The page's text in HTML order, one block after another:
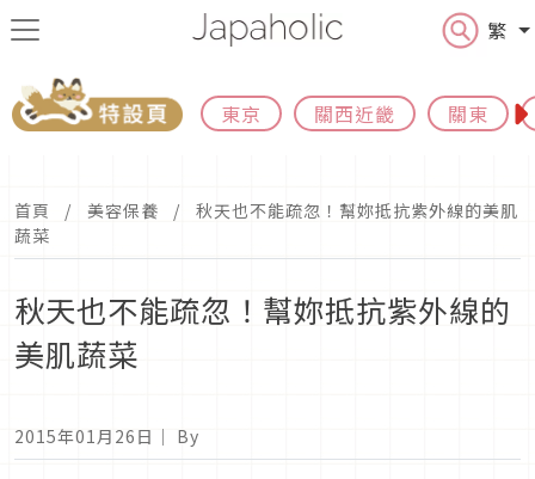
繁
東京 關西近畿 關東
首頁 美容保養
秋天也不能疏忽！幫妳抵抗紫外線的美肌
蔬菜
秋天也不能疏忽！幫妳抵抗紫外線的
美肌蔬菜
2015年01月26日 ｜ By